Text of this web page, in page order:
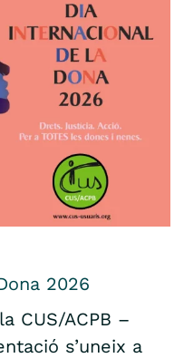
2026
CUS/ACPB –
s’uneix a